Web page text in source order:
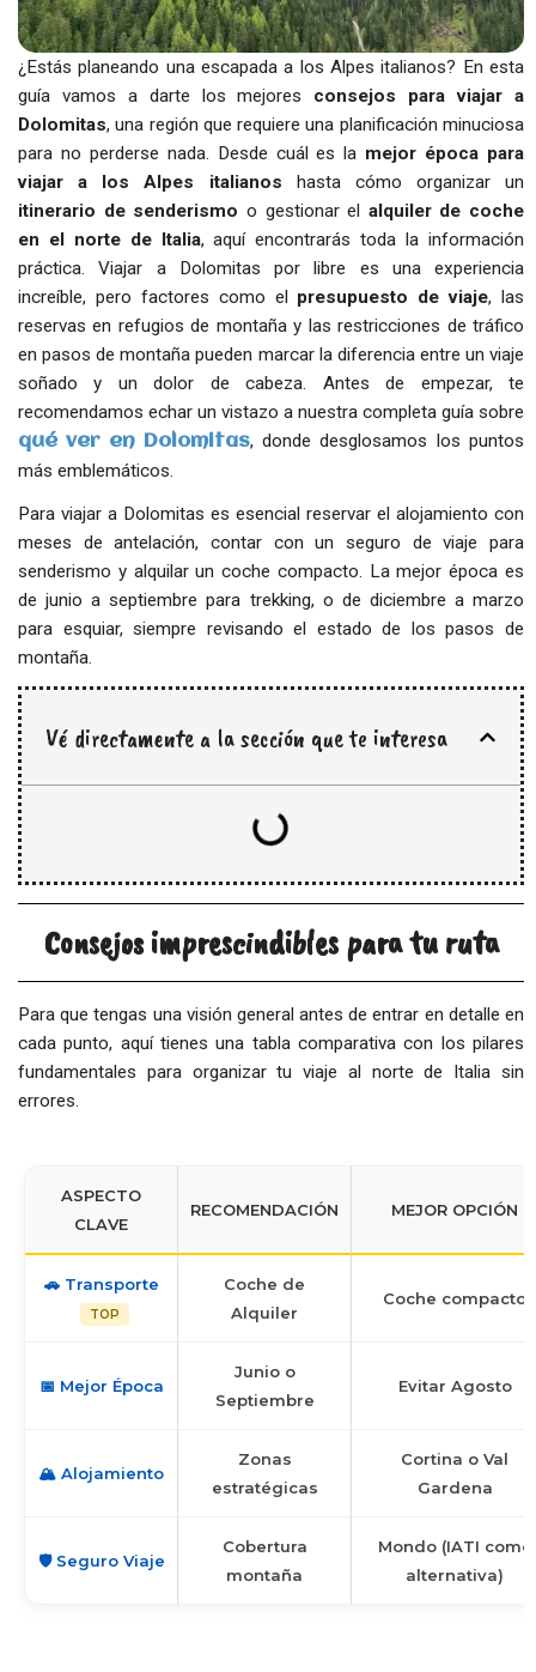
¿Estás planeando una escapada a los Alpes italianos? En esta
guía vamos a darte los mejores consejos para viajar a
Dolomitas, una región que requiere una planificación minuciosa
para no perderse nada. Desde cuál es la mejor época para
viajar a los Alpes italianos hasta cómo organizar un
itinerario de senderismo o gestionar el alquiler de coche
en el norte de Italia, aquí encontrarás toda la información
práctica. Viajar a Dolomitas por libre es una experiencia
increíble, pero factores como el presupuesto de viaje, las
reservas en refugios de montaña y las restricciones de tráfico
en pasos de montaña pueden marcar la diferencia entre un viaje
soñado y un dolor de cabeza. Antes de empezar, te
recomendamos echar un vistazo a nuestra completa guía sobre
qué ver en Dolomitas, donde desglosamos los puntos
más emblemáticos.
Para viajar a Dolomitas es esencial reservar el alojamiento con
meses de antelación, contar con un seguro de viaje para
senderismo y alquilar un coche compacto. La mejor época es
de junio a septiembre para trekking, o de diciembre a marzo
para esquiar, siempre revisando el estado de los pasos de
montaña.
Vé directamente a la sección que te interesa
Consejos imprescindibles para tu ruta
Para que tengas una visión general antes de entrar en detalle en
cada punto, aquí tienes una tabla comparativa con los pilares
fundamentales para organizar tu viaje al norte de Italia sin
errores.
ASPECTO
CLAVE
RECOMENDACIÓN MEJOR OPCIÓN
🚗 Transporte
TOP
Coche de
Alquiler
Coche compacto
📅 Mejor Época
Junio o
Septiembre
Evitar Agosto
🏔️ Alojamiento
Zonas
estratégicas
Cortina o Val
Gardena
🛡️ Seguro Viaje
Cobertura
montaña
Mondo (IATI como
alternativa)